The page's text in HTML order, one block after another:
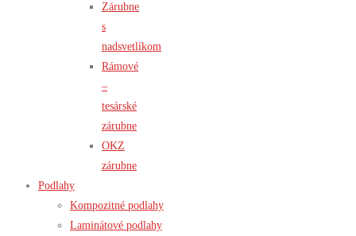
Zárubne
s
nadsvetlíkom
Rámové
–
tesárské
zárubne
OKZ
zárubne
Podlahy
Kompozitné podlahy
Laminátové podlahy